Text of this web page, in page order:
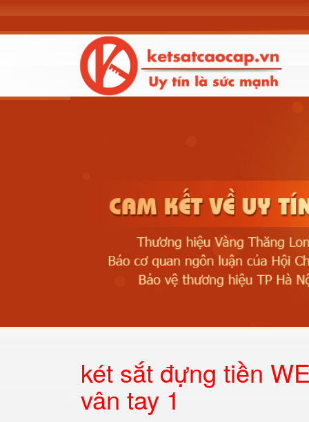
két sắt đựng tiền
vân tay 1